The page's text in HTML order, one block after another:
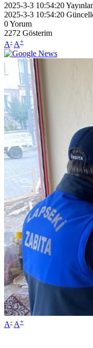
2025-3-3 10:54:20
2025-3-3 10:54:20
0Yorum
2272 Gösterim
A- A+
A- A+